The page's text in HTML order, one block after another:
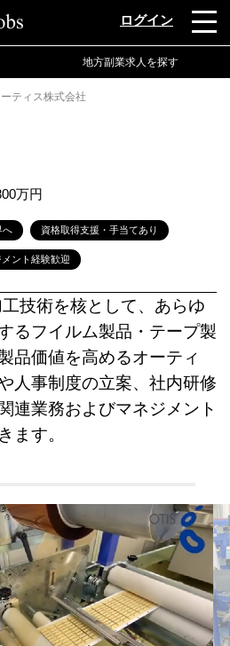
ログイン
地方副業求人を探す
ティス株式会社
万円
へ 資格取得支援・手当てあり
ント経験歓迎
技術を核として、あらゆ
るフイルム製品・テープ製
品価値を高めるオーティ
人事制度の立案、社内研修
連業務およびマネジメント
ます。